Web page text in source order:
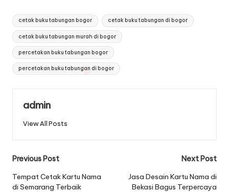
Tags:
cetak buku tabungan bogor cetak buku tabungan di bogor
cetak buku tabungan murah di bogor
percetakan buku tabungan bogor
percetakan buku tabungan di bogor
admin
View All Posts
Post
navigation
Previous Post
Tempat Cetak Kartu Nama
di Semarang Terbaik
Next Post
Jasa Desain Kartu Nama di
Bekasi Bagus Terpercaya